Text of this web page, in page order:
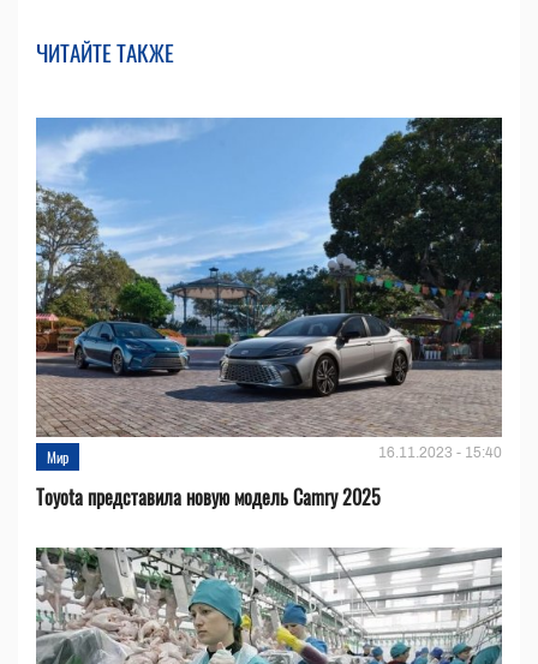
ЧИТАЙТЕ ТАКЖЕ
Мир 16.11.2023 - 15:40
Toyota представила новую модель Camry 2025